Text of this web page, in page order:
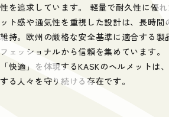
性を追求しています。 軽量で耐久性に優
ット感や通気性を重視した設計は、長時間
維持。欧州の厳格な安全基準に適合する製
フェッショナルから信頼を集めています。
「快適」を体現するKASKのヘルメットは
する人々を守り続ける存在です。